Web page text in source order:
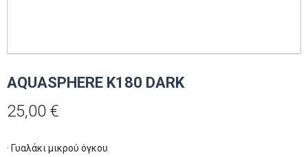
AQUASPHERE K180 DARK
25,00 €
· Γυαλάκι μικρού όγκου